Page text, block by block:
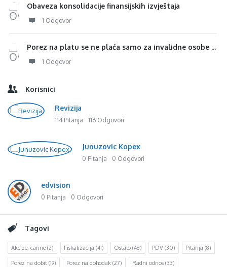
Obaveza konsolidacije finansijskih izvještaja
1 Odgovor
Porez na platu se ne plaća samo za invalidne osobe ...
1 Odgovor
Korisnici
Revizija
114 Pitanja 116 Odgovori
Junuzovic Kopex
0 Pitanja 0 Odgovori
edvision
0 Pitanja 0 Odgovori
Tagovi
Akcize, carine (2) Fiskalizacija (41) Ostalo (48) PDV (30) Pitanja (8)
Porez na dobit (19) Porez na dohodak (27) Radni odnos (33)